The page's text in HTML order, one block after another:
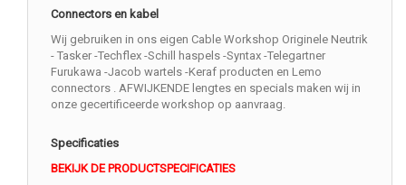
Connectors en kabel
Wij gebruiken in ons eigen Cable Workshop Originele Neutrik
- Tasker -Techflex -Schill haspels -Syntax -Telegartner
Furukawa -Jacob wartels -Keraf producten en Lemo
connectors . AFWIJKENDE lengtes en specials maken wij in
onze gecertificeerde workshop op aanvraag.
Specificaties
BEKIJK DE PRODUCTSPECIFICATIES